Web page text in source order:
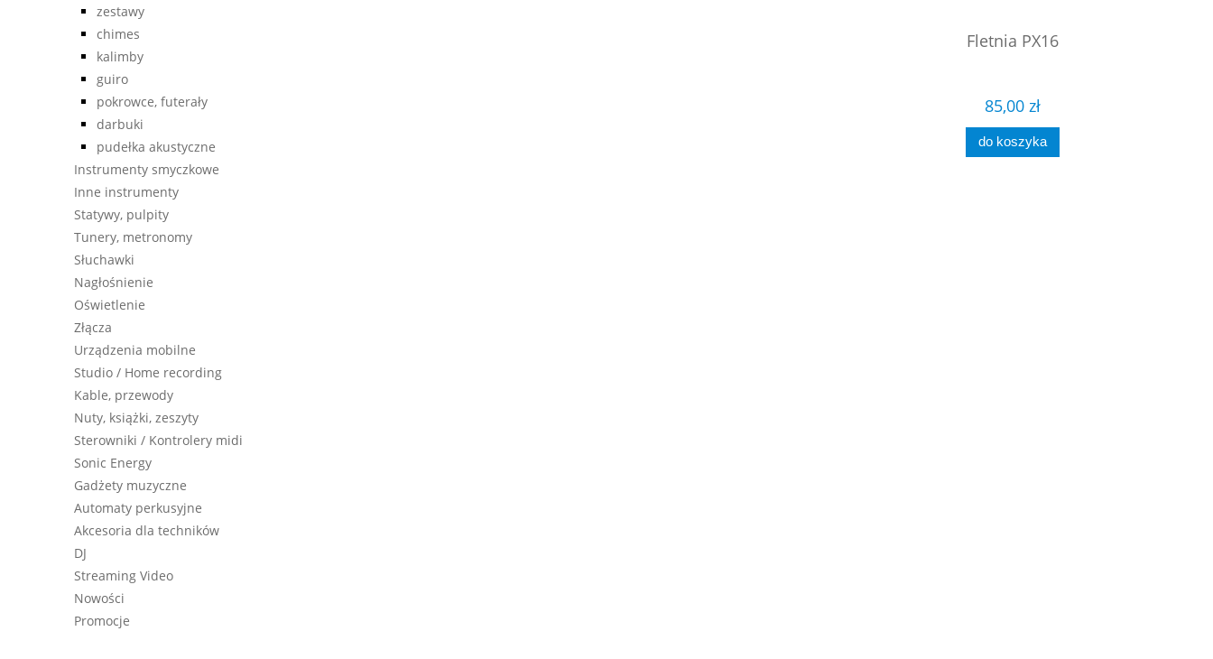
zestawy
chimes
kalimby
guiro
pokrowce, futerały
darbuki
pudełka akustyczne
Instrumenty smyczkowe
Inne instrumenty
Statywy, pulpity
Tunery, metronomy
Słuchawki
Nagłośnienie
Oświetlenie
Złącza
Urządzenia mobilne
Studio / Home recording
Kable, przewody
Nuty, książki, zeszyty
Sterowniki / Kontrolery midi
Sonic Energy
Gadżety muzyczne
Automaty perkusyjne
Akcesoria dla techników
DJ
Streaming Video
Nowości
Promocje
Fletnia PX16
85,00 zł
do koszyka